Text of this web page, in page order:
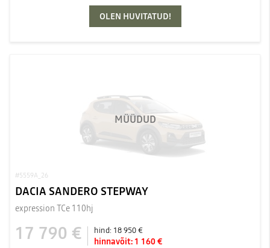
OLEN HUVITATUD!
#5559A_26
MÜÜDUD
DACIA SANDERO STEPWAY
expression TCe 110hj
17 790 € hind: 18 950 €
hinnavõit: 1 160 €